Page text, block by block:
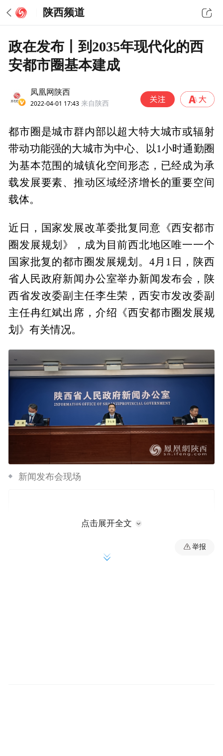
陕西频道
政在发布丨到2035年现代化的西
安都市圈基本建成
凤凰网陕西
2022-04-01 17:43 来自陕西
都市圈是城市群内部以超大特大城市或辐射
带动功能强的大城市为中心、以1小时通勤圈
为基本范围的城镇化空间形态，已经成为承
载发展要素、推动区域经济增长的重要空间
载体。
近日，国家发展改革委批复同意《西安都市
圈发展规划》，成为目前西北地区唯一一个
国家批复的都市圈发展规划。4月1日，陕西
省人民政府新闻办公室举办新闻发布会，陕
西省发改委副主任李生荣，西安市发改委副
主任冉红斌出席，介绍《西安都市圈发展规
划》有关情况。
新闻发布会现场
点击展开全文
举报